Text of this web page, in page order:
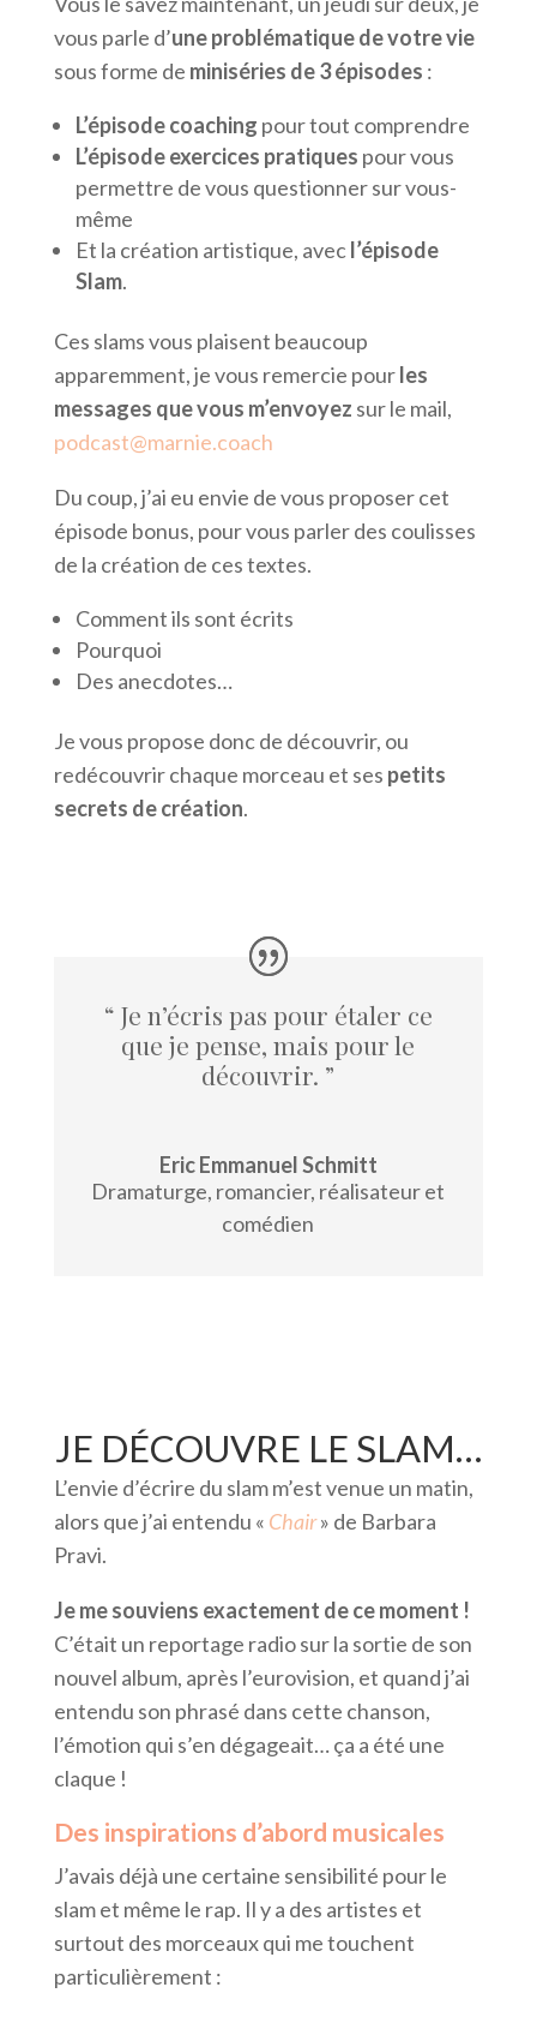
vous parle d’une problématique de votre vie
sous forme de miniséries de 3 épisodes :
L’épisode coaching pour tout comprendre
L’épisode exercices pratiques pour vous
permettre de vous questionner sur vous-
même
Et la création artistique, avecl’épisode
Slam.
Ces slams vous plaisent beaucoup
apparemment, je vous remercie pourles
messages que vous m’envoyez sur le mail,
podcast@marnie.coach
Du coup, j’ai eu envie de vous proposer cet
épisode bonus, pour vous parler des coulisses
de la création de ces textes.
Comment ils sont écrits
Pourquoi
Des anecdotes…
Je vous propose donc de découvrir, ou
redécouvrir chaque morceau et ses petits
secrets de création.
“ Je n’écris pas pour étaler ce
que je pense, mais pour le
découvrir. ”
Eric Emmanuel Schmitt
Dramaturge, romancier, réalisateur et
comédien
JE DÉCOUVRE LE SLAM…
L’envie d’écrire du slam m’est venue un matin,
alors que j’ai entendu « Chair» de Barbara
Pravi.
Je me souviens exactement de ce moment !
C’était un reportage radio sur la sortie de son
nouvel album, après l’eurovision, et quand j’ai
entendu son phrasé dans cette chanson,
l’émotion qui s’en dégageait… ça a été une
claque !
Des inspirations d’abord musicales
J’avais déjà une certaine sensibilité pour le
slam et même le rap. Il y a des artistes et
surtout des morceaux qui me touchent
particulièrement :